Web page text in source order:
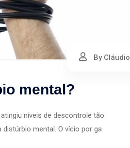
By Cláudio
mental?
níveis de descontrole tão
mental. O vício por ga